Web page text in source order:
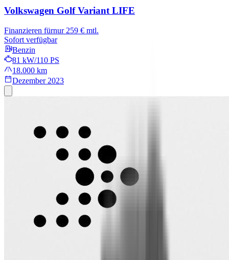
Volkswagen Golf VariantLIFE
Finanzieren fürnur 259 € mtl.
Sofort verfügbar
Benzin
81 kW/110 PS
18.000 km
Dezember 2023